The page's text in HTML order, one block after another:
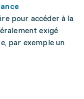
pour accéder à la
exigé
par exemple un